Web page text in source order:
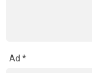
Ad *